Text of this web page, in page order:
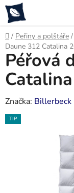
Přejít
na
obsah
Domů
/ Peřiny a polštáře /
Daune 312 Catalina
Péřová
Značka: Billerbeck
TIP